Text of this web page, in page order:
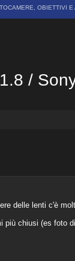
OBIETTIVI E
/
delle lenti c'è
chiusi (es foto